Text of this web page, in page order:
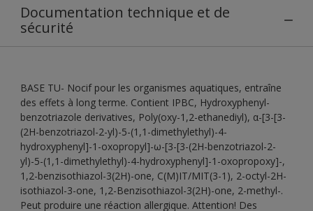
Documentation technique et de
sécurité
BASE TU- Nocif pour les organismes aquatiques, entraîne
des effets à long terme. Contient IPBC, Hydroxyphenyl-
benzotriazole derivatives, Poly(oxy-1,2-ethanediyl), α-[3-[3-
(2H-benzotriazol-2-yl)-5-(1,1-dimethylethyl)-4-
hydroxyphenyl]-1-oxopropyl]-ω-[3-[3-(2H-benzotriazol-2-
yl)-5-(1,1-dimethylethyl)-4-hydroxyphenyl]-1-oxopropoxy]-,
1,2-benzisothiazol-3(2H)-one, C(M)IT/MIT(3-1), 2-octyl-2H-
isothiazol-3-one, 1,2-Benzisothiazol-3(2H)-one, 2-methyl-.
Peut produire une réaction allergique. Attention! Des